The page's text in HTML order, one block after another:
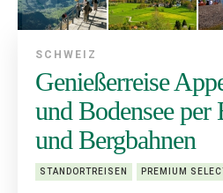
SCHWEIZ
Genießerreise
und Bodensee per
und Bergbahnen
STANDORTREISEN PREMIUM